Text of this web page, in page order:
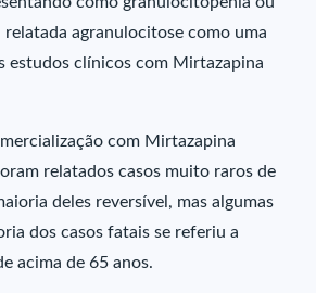
agranulocitose como uma
estudos clínicos com Mirtazapina
com Mirtazapina
relatados casos muito raros de
deles reversível, mas algumas
dos casos fatais se referiu a
acima de 65 anos.